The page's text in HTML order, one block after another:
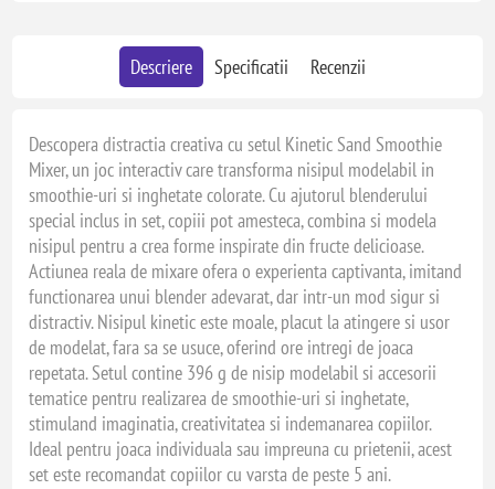
Descriere Specificatii Recenzii
Descopera distractia creativa cu setul Kinetic Sand Smoothie
Mixer, un joc interactiv care transforma nisipul modelabil in
smoothie-uri si inghetate colorate. Cu ajutorul blenderului
special inclus in set, copiii pot amesteca, combina si modela
nisipul pentru a crea forme inspirate din fructe delicioase.
Actiunea reala de mixare ofera o experienta captivanta, imitand
functionarea unui blender adevarat, dar intr-un mod sigur si
distractiv. Nisipul kinetic este moale, placut la atingere si usor
de modelat, fara sa se usuce, oferind ore intregi de joaca
repetata. Setul contine 396 g de nisip modelabil si accesorii
tematice pentru realizarea de smoothie-uri si inghetate,
stimuland imaginatia, creativitatea si indemanarea copiilor.
Ideal pentru joaca individuala sau impreuna cu prietenii, acest
set este recomandat copiilor cu varsta de peste 5 ani.